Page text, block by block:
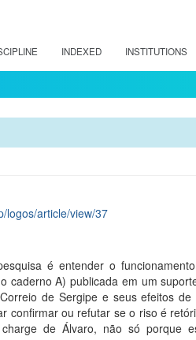
INDEXED INSTITUTIONS
logos/article/view/37
é entender o
caderno A) publicada em um
de Sergipe e seus efeitos de
confirmar ou refutar se o riso é
de Álvaro, não só porque